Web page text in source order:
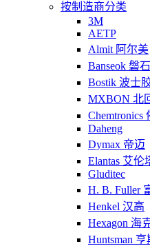
按制造商分类
3M
AETP
Almit 阿尔美
Banseok 磐石
Bostik 波士
MXBON 北
Chemtronics
Daheng
Dymax 帝迈
Elantas 艾伦
Gluditec
H. B. Fuller
Henkel 汉高
Hexagon 海
Huntsman 亨